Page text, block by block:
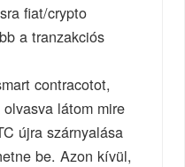
fiat/crypto
a tranzakciós
contracotot,
látom mire
újra szárnyalása
be. Azon kívül,